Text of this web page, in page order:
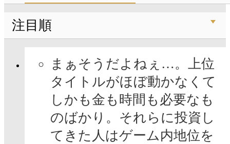
注目順
まぁそうだよねぇ…。上位
タイトルがほぼ動かなくて
しかも金も時間も必要なも
のばかり。それらに投資し
てきた人はゲーム内地位を